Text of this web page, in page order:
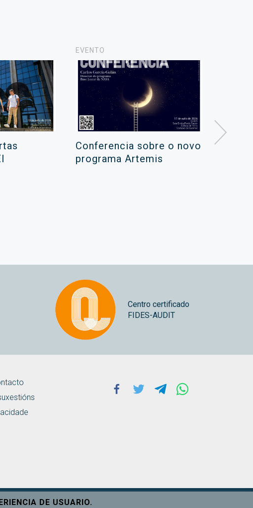
EVENTO
Conferencia sobre o novo
programa Artemis
Centro certificado
FIDES-AUDIT
Facebook
Twitter Telegram
DE USUARIO.